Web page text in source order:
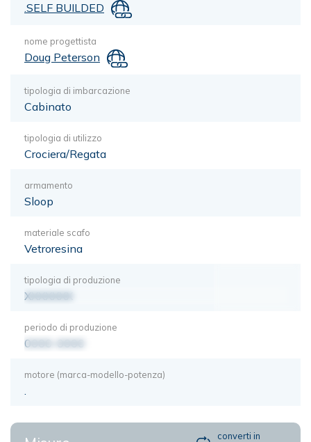
.SELF BUILDED
nome progettista
Doug Peterson
tipologia di imbarcazione
Cabinato
tipologia di utilizzo
Crociera/Regata
armamento
Sloop
materiale scafo
Vetroresina
tipologia di produzione
XXXXXXX
periodo di produzione
0000-0000
motore (marca-modello-potenza)
converti in